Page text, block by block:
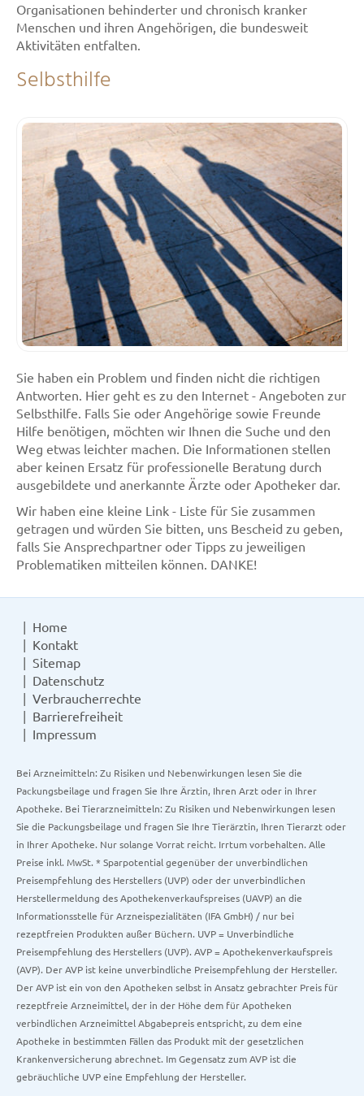
Organisationen behinderter und chronisch kranker
Menschen und ihren Angehörigen, die bundesweit
Aktivitäten entfalten.
Selbsthilfe
Sie haben ein Problem und finden nicht die richtigen
Antworten. Hier geht es zu den Internet - Angeboten zur
Selbsthilfe. Falls Sie oder Angehörige sowie Freunde
Hilfe benötigen, möchten wir Ihnen die Suche und den
Weg etwas leichter machen. Die Informationen stellen
aber keinen Ersatz für professionelle Beratung durch
ausgebildete und anerkannte Ärzte oder Apotheker dar.
Wir haben eine kleine Link - Liste für Sie zusammen
getragen und würden Sie bitten, uns Bescheid zu geben,
falls Sie Ansprechpartner oder Tipps zu jeweiligen
Problematiken mitteilen können. DANKE!
Home
Kontakt
Sitemap
Datenschutz
Verbraucherrechte
Barrierefreiheit
Impressum
Bei Arzneimitteln: Zu Risiken und Nebenwirkungen lesen Sie die
Packungsbeilage und fragen Sie Ihre Ärztin, Ihren Arzt oder in Ihrer
Apotheke. Bei Tierarzneimitteln: Zu Risiken und Nebenwirkungen lesen
Sie die Packungsbeilage und fragen Sie Ihre Tierärztin, Ihren Tierarzt oder
in Ihrer Apotheke. Nur solange Vorrat reicht. Irrtum vorbehalten. Alle
Preise inkl. MwSt. * Sparpotential gegenüber der unverbindlichen
Preisempfehlung des Herstellers (UVP) oder der unverbindlichen
Herstellermeldung des Apothekenverkaufspreises (UAVP) an die
Informationsstelle für Arzneispezialitäten (IFA GmbH) / nur bei
rezeptfreien Produkten außer Büchern. UVP = Unverbindliche
Preisempfehlung des Herstellers (UVP). AVP = Apothekenverkaufspreis
(AVP). Der AVP ist keine unverbindliche Preisempfehlung der Hersteller.
Der AVP ist ein von den Apotheken selbst in Ansatz gebrachter Preis für
rezeptfreie Arzneimittel, der in der Höhe dem für Apotheken
verbindlichen Arzneimittel Abgabepreis entspricht, zu dem eine
Apotheke in bestimmten Fällen das Produkt mit der gesetzlichen
Krankenversicherung abrechnet. Im Gegensatz zum AVP ist die
gebräuchliche UVP eine Empfehlung der Hersteller.